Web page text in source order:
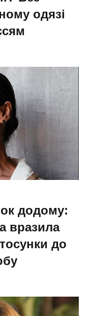
одязі
додому:
вразила
до